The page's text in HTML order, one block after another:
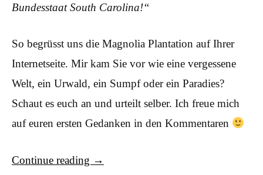
Bundesstaat South Carolina!“
So begrüsst uns die Magnolia Plantation auf Ihrer
Internetseite. Mir kam Sie vor wie eine vergessene
Welt, ein Urwald, ein Sumpf oder ein Paradies?
Schaut es euch an und urteilt selber. Ich freue mich
auf euren ersten Gedanken in den Kommentaren
Continue reading →